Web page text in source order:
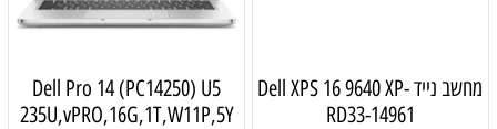
מחשב נייד Dell XPS 16 9640 XP-
RD33-14961
Dell Pro 14 (PC14250) U5
235U,vPRO,16G,1T,W11P,5Y